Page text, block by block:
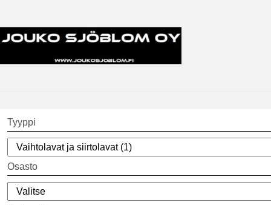
Tyyppi
Osasto